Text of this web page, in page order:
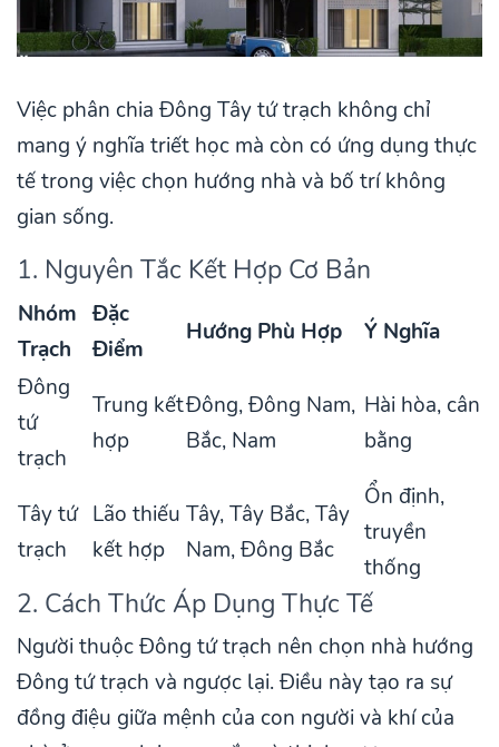
Việc phân chia Đông Tây tứ trạch không chỉ
mang ý nghĩa triết học mà còn có ứng dụng thực
tế trong việc chọn hướng nhà và bố trí không
gian sống.
1. Nguyên Tắc Kết Hợp Cơ Bản
Nhóm
Trạch
Đặc
Điểm
Hướng Phù Hợp
Ý Nghĩa
Đông
tứ
trạch
Trung kết
hợp
Đông, Đông Nam,
Bắc, Nam
Hài hòa, cân
bằng
Tây tứ
trạch
Lão thiếu
kết hợp
Tây, Tây Bắc, Tây
Nam, Đông Bắc
Ổn định,
truyền
thống
2. Cách Thức Áp Dụng Thực Tế
Người thuộc Đông tứ trạch nên chọn nhà hướng
Đông tứ trạch và ngược lại. Điều này tạo ra sự
đồng điệu giữa mệnh của con người và khí của